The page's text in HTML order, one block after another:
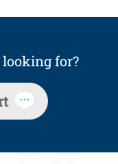
for?